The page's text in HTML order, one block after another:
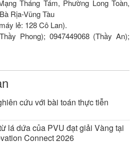
Tháng Tám, Phường Long Toàn,
Rịa-Vũng Tàu
lẻ: 128 Cô Lan).
Phong); 0947449068 (Thầy An);
cứu với bài toán thực tiễn
lá dứa của PVU đạt giải Vàng tại
Connect 2026